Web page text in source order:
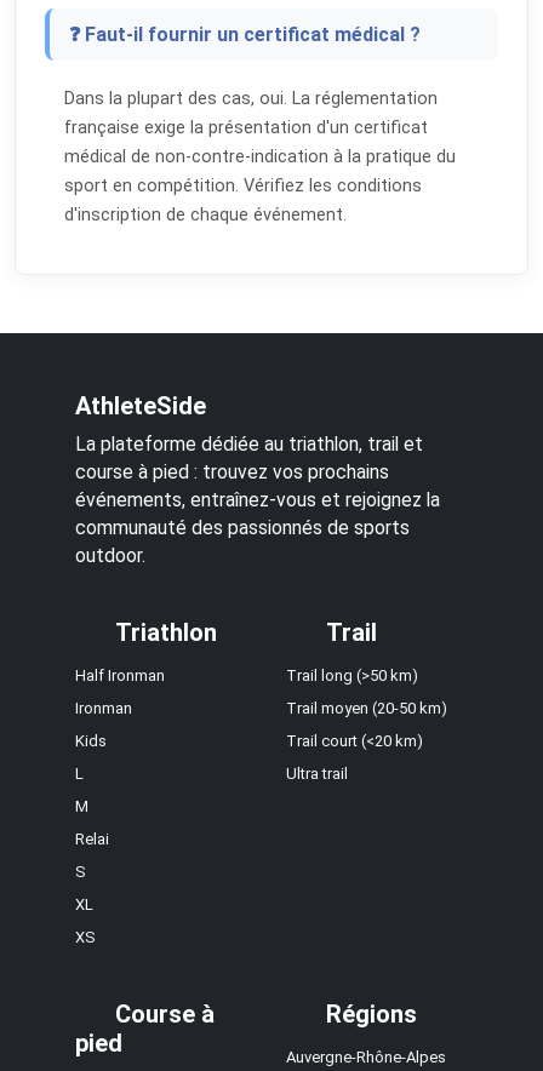
❓ Faut-il fournir un certificat médical ?
Dans la plupart des cas, oui. La réglementation
française exige la présentation d'un certificat
médical de non-contre-indication à la pratique du
sport en compétition. Vérifiez les conditions
d'inscription de chaque événement.
AthleteSide
La plateforme dédiée au triathlon, trail et
course à pied : trouvez vos prochains
événements, entraînez-vous et rejoignez la
communauté des passionnés de sports
outdoor.
Triathlon
Half Ironman
Ironman
Kids
L
M
Relai
S
XL
XS
Trail
Trail long (>50 km)
Trail moyen (20-50 km)
Trail court (<20 km)
Ultra trail
Course à
pied
Régions
Auvergne-Rhône-Alpes